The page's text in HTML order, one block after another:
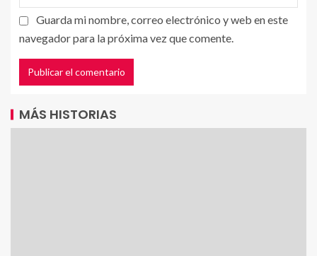
Guarda mi nombre, correo electrónico y web en este
navegador para la próxima vez que comente.
MÁS HISTORIAS